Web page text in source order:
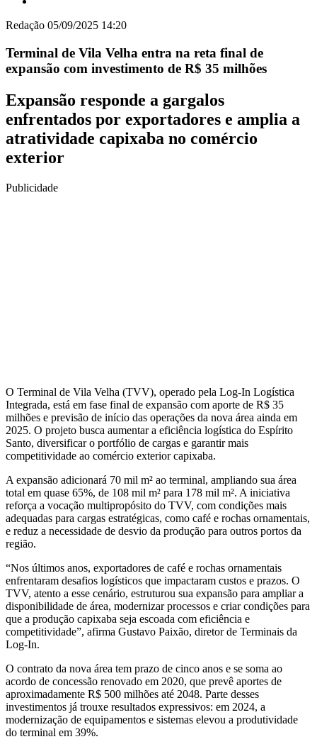
Redação 05/09/2025 14:20
Terminal de Vila Velha entra na reta final de
expansão com investimento de R$ 35 milhões
Expansão responde a gargalos
enfrentados por exportadores e amplia a
atratividade capixaba no comércio
exterior
Publicidade
O Terminal de Vila Velha (TVV), operado pela Log-In Logística
Integrada, está em fase final de expansão com aporte de R$ 35
milhões e previsão de início das operações da nova área ainda em
2025. O projeto busca aumentar a eficiência logística do Espírito
Santo, diversificar o portfólio de cargas e garantir mais
competitividade ao comércio exterior capixaba.
A expansão adicionará 70 mil m² ao terminal, ampliando sua área
total em quase 65%, de 108 mil m² para 178 mil m². A iniciativa
reforça a vocação multipropósito do TVV, com condições mais
adequadas para cargas estratégicas, como café e rochas ornamentais,
e reduz a necessidade de desvio da produção para outros portos da
região.
“Nos últimos anos, exportadores de café e rochas ornamentais
enfrentaram desafios logísticos que impactaram custos e prazos. O
TVV, atento a esse cenário, estruturou sua expansão para ampliar a
disponibilidade de área, modernizar processos e criar condições para
que a produção capixaba seja escoada com eficiência e
competitividade”, afirma Gustavo Paixão, diretor de Terminais da
Log-In.
O contrato da nova área tem prazo de cinco anos e se soma ao
acordo de concessão renovado em 2020, que prevê aportes de
aproximadamente R$ 500 milhões até 2048. Parte desses
investimentos já trouxe resultados expressivos: em 2024, a
modernização de equipamentos e sistemas elevou a produtividade
do terminal em 39%.